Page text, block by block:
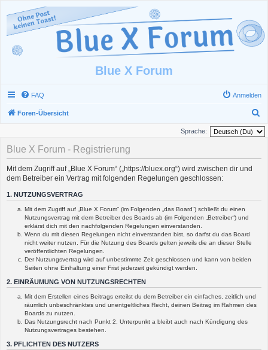
Blue X Forum
FAQ Anmelden
Foren-Übersicht
u
Sprache:
Blue X Forum - Registrierung
Mit dem Zugriff auf „Blue X Forum“ („https://bluex.org“) wird zwischen dir und
dem Betreiber ein Vertrag mit folgenden Regelungen geschlossen:
1. NUTZUNGSVERTRAG
Mit dem Zugriff auf „Blue X Forum“ (im Folgenden „das Board“) schließt du einen
Nutzungsvertrag mit dem Betreiber des Boards ab (im Folgenden „Betreiber“) und
erklärst dich mit den nachfolgenden Regelungen einverstanden.
Wenn du mit diesen Regelungen nicht einverstanden bist, so darfst du das Board
nicht weiter nutzen. Für die Nutzung des Boards gelten jeweils die an dieser Stelle
veröffentlichten Regelungen.
Der Nutzungsvertrag wird auf unbestimmte Zeit geschlossen und kann von beiden
Seiten ohne Einhaltung einer Frist jederzeit gekündigt werden.
2. EINRÄUMUNG VON NUTZUNGSRECHTEN
Mit dem Erstellen eines Beitrags erteilst du dem Betreiber ein einfaches, zeitlich und
räumlich unbeschränktes und unentgeltliches Recht, deinen Beitrag im Rahmen des
Boards zu nutzen.
Das Nutzungsrecht nach Punkt 2, Unterpunkt a bleibt auch nach Kündigung des
Nutzungsvertrages bestehen.
3. PFLICHTEN DES NUTZERS